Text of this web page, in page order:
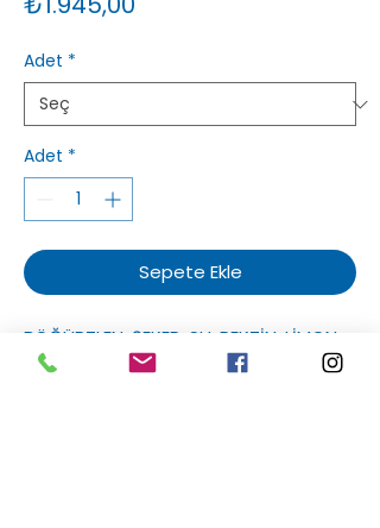
Adet *
Adet *
Sepete Ekle
BÖĞÜRTLEN, ŞEKER, SU, PEKTİN, LİMON
TUZU.